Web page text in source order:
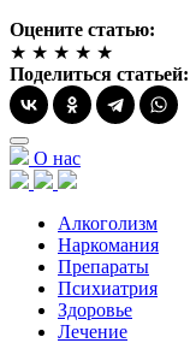
Оцените статью:
★ ★ ★ ★ ★
Поделиться статьей:
О нас
Алкоголизм
Наркомания
Препараты
Психиатрия
Здоровье
Лечение